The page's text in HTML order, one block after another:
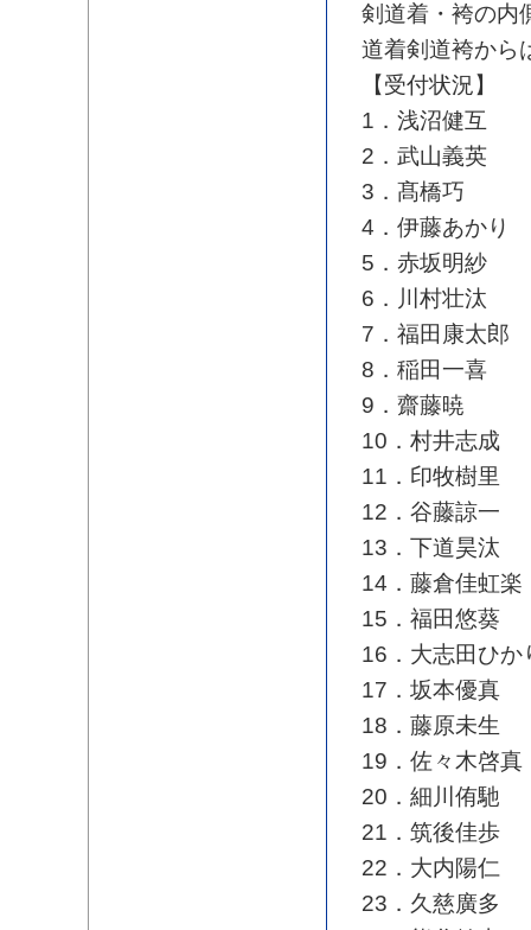
剣道着・袴の内
道着剣道袴か
【受付状況】
1．浅沼健互
2．武山義英
3．髙橋巧
4．伊藤あかり
5．赤坂明紗
6．川村壮汰
7．福田康太郎
8．稲田一喜
9．齋藤暁
10．村井志成
11．印牧樹里
12．谷藤諒一
13．下道昊汰
14．藤倉佳虹楽
15．福田悠葵
16．大志田ひか
17．坂本優真
18．藤原未生
19．佐々木啓真
20．細川侑馳
21．筑後佳歩
22．大内陽仁
23．久慈廣多